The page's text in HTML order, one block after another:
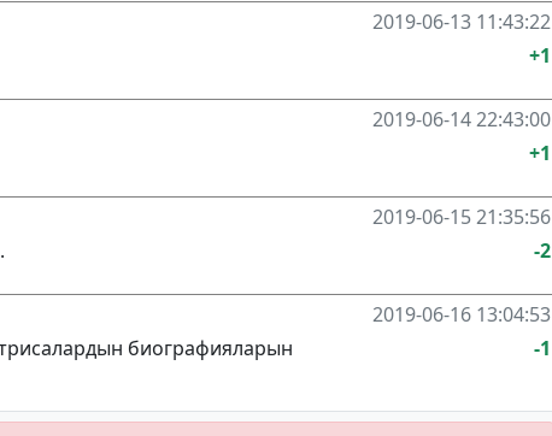
2019-06-13 11:43:22
+1
2019-06-14 22:43:00
+1
2019-06-15 21:35:56
-2
2019-06-16 13:04:53
биографияларын
-1